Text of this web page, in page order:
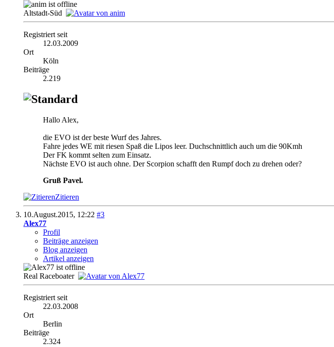
Altstadt-Süd
Registriert seit
12.03.2009
Ort
Köln
Beiträge
2.219
Hallo Alex,
die EVO ist der beste Wurf des Jahres.
Fahre jedes WE mit riesen Spaß die Lipos leer. Duchschnittlich auch um die 90Kmh
Der FK kommt selten zum Einsatz.
Nächste EVO ist auch ohne. Der Scorpion schafft den Rumpf doch zu drehen oder?
Gruß Pavel.
Zitieren
10.August.2015, 12:22 #3
Alex77
Profil
Beiträge anzeigen
Blog anzeigen
Artikel anzeigen
Real Raceboater
Registriert seit
22.03.2008
Ort
Berlin
Beiträge
2.324